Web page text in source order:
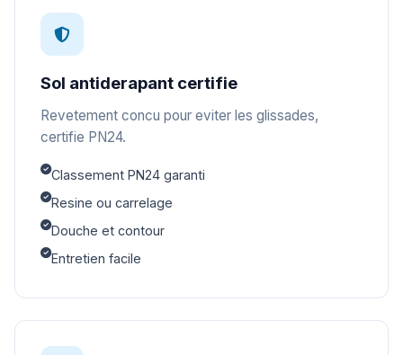
Sol antiderapant certifie
Revetement concu pour eviter les glissades,
certifie PN24.
Classement PN24 garanti
Resine ou carrelage
Douche et contour
Entretien facile